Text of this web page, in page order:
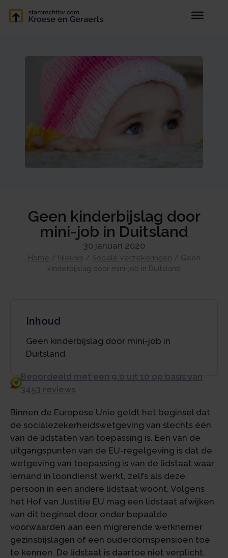
Geen kinderbijslag door
mini-job in Duitsland
30 januari 2020
Home / Nieuws / Sociale verzekeringen / Geen
kinderbijslag door mini-job in Duitsland
Inhoud
Geen kinderbijslag door mini-job in
Duitsland
Beoordeeld met een 9.0 uit 10 op basis van
3453 reviews
Binnen de Europese Unie geldt het beginsel dat
de socialezekerheidswetgeving van slechts één
van de lidstaten van toepassing is. Een van de
uitgangspunten van de EU-regelgeving is dat de
wetgeving van toepassing is van de lidstaat waar
iemand in loondienst werkt, zelfs als deze
persoon in een andere lidstaat woont. Volgens
het Hof van Justitie EU mag een lidstaat afwijken
van dit beginsel door onder bepaalde
voorwaarden aan een migrerende werknemer
gezinsbijslagen of een ouderdomspensioen toe
te kennen. De lidstaat is daartoe niet verplicht.